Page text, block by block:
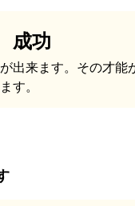
功
出来ます。その才能
す。